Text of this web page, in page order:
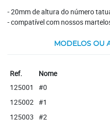
- 20mm de altura do número
- compatível com nossos
MODELOS OU
Ref. Nome
125001
#0
125002 #1
125003 #2